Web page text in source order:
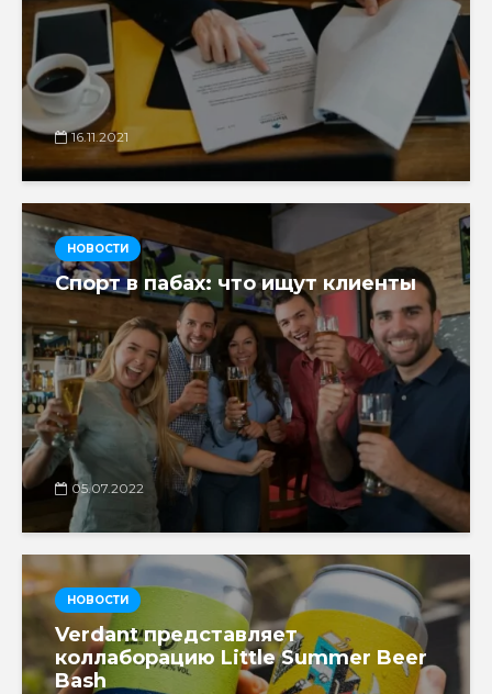
16.11.2021
НОВОСТИ
Спорт в пабах: что ищут клиенты
05.07.2022
НОВОСТИ
Verdant представляет
коллаборацию Little Summer Beer
Bash